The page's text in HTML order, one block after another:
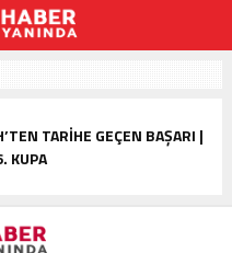
TARIHE GEÇEN BAŞARI |
KUPA